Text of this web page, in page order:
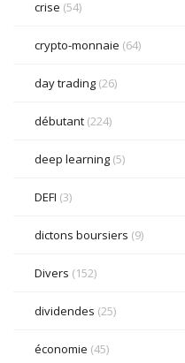
crise (54)
crypto-monnaie (64)
day trading (26)
débutant (224)
deep learning (5)
DEFI (3)
dictons boursiers (9)
Divers (152)
dividendes (25)
économie (45)